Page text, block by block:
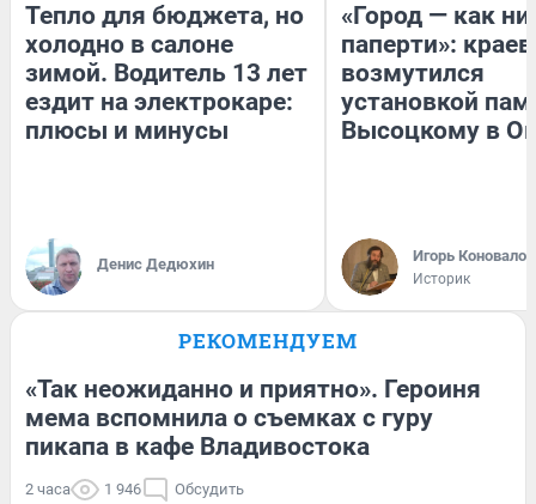
Тепло для бюджета, но
холодно в салоне
зимой. Водитель 13 лет
ездит на электрокаре:
плюсы и минусы
Денис Дедюхин
«Город — как
паперти»:
возмутился
установкой
Высоцкому в
Игорь Коновалов
Историк
РЕКОМЕНДУЕМ
«Так неожиданно и приятно». Героиня
мема вспомнила о съемках с гуру
пикапа в кафе Владивостока
2 часа 1 946 Обсудить